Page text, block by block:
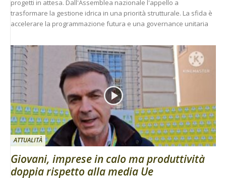
progetti in attesa. Dall'Assemblea nazionale l'appello a
trasformare la gestione idrica in una priorità strutturale. La sfida è
accelerare la programmazione futura e una governance unitaria
ATTUALITÀ
Giovani, imprese in calo ma produttività
doppia rispetto alla media Ue